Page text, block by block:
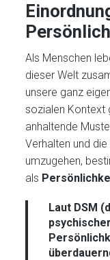
Als Menschen
dieser Welt
unsere ganz
sozialen Kontext
anhaltende
Verhalten und
umzugehen,
als
Laut DSM